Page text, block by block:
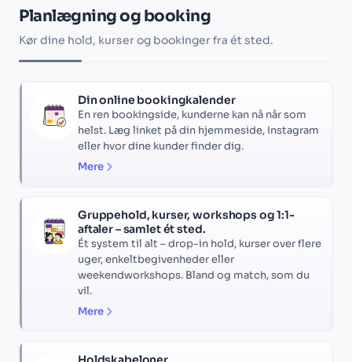
Planlægning og booking
Kør dine hold, kurser og bookinger fra ét sted.
Din online bookingkalender
En ren bookingside, kunderne kan nå når som
helst. Læg linket på din hjemmeside, Instagram
eller hvor dine kunder finder dig.
Mere
Gruppehold, kurser, workshops og 1:1-
aftaler – samlet ét sted.
Ét system til alt – drop-in hold, kurser over flere
uger, enkeltbegivenheder eller
weekendworkshops. Bland og match, som du
vil.
Mere